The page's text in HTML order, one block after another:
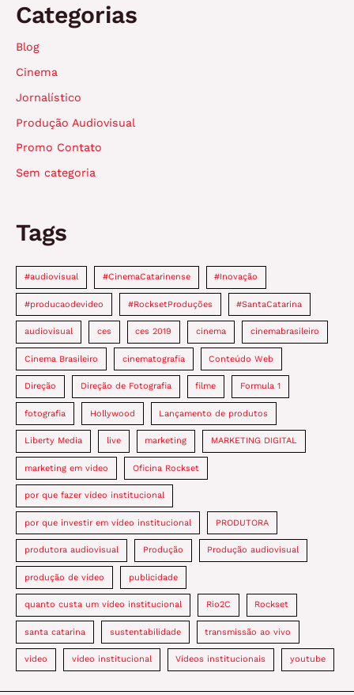
Categorias
Blog
Cinema
Jornalístico
Produção Audiovisual
Promo Contato
Sem categoria
Tags
#audiovisual #CinemaCatarinense #Inovação
#producaodevideo #RocksetProduções #SantaCatarina
audiovisual ces ces 2019 cinema cinemabrasileiro
Cinema Brasileiro cinematografia Conteúdo Web
Direção Direção de Fotografia filme Formula 1
fotografia Hollywood Lançamento de produtos
Liberty Media live marketing MARKETING DIGITAL
marketing em video Oficina Rockset
por que fazer vídeo institucional
por que investir em vídeo institucional PRODUTORA
produtora audiovisual Produção Produção audiovisual
produção de vídeo publicidade
quanto custa um vídeo institucional Rio2C Rockset
santa catarina sustentabilidade transmissão ao vivo
video vídeo institucional Vídeos institucionais youtube